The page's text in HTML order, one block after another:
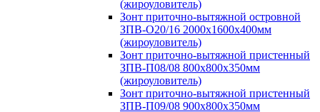
(жироуловитель)
Зонт приточно-вытяжной островной
ЗПВ-О20/16 2000х1600х400мм
(жироуловитель)
Зонт приточно-вытяжной пристенный
ЗПВ-П08/08 800х800х350мм
(жироуловитель)
Зонт приточно-вытяжной пристенный
ЗПВ-П09/08 900х800х350мм